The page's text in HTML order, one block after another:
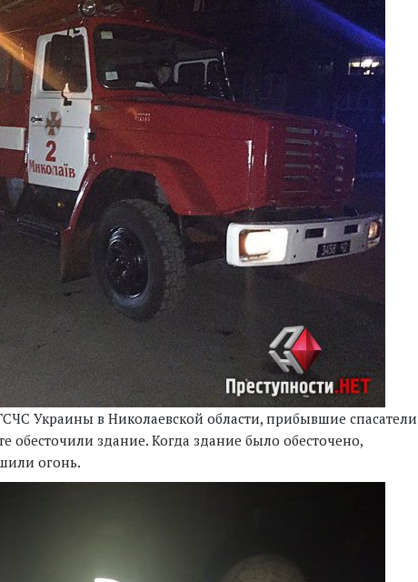
Украины в Николаевской области, прибывшие спасатели
обесточили здание. Когда здание было обесточено,
огонь.